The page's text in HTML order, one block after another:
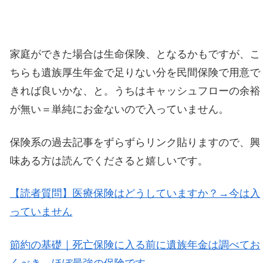
家庭ができた場合は生命保険、となるかもですが、こ
ちらも遺族厚生年金で足りない分を民間保険で用意で
きれば良いかな、と。うちはキャッシュフローの余裕
が無い＝単純にお金ないので入っていません。
保険系の過去記事をずらずらリンク貼りますので、興
味ある方は読んでくださると嬉しいです。
【読者質問】医療保険はどうしていますか？→今は入
っていません
節約の基礎｜死亡保険に入る前に遺族年金は調べてお